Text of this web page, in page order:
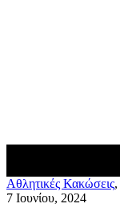
Aθλητικές Κακώσεις,
7 Ιουνίου, 2024